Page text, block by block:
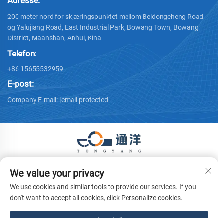
200 meter nord for skjæringspunktet mellom Beidongcheng Road
og Yalujiang Road, East Industrial Park, Bowang Town, Bowang
District, Maanshan, Anhui, Kina
Telefon:
+86 15655532959
E-post:
Company E-mail: [email protected]
Copyright © 2026 Ma'anshan Tongyang Machinery Equipment
Co., Ltd. Alle rettigheter forbeholdes.
We value your privacy
We use cookies and similar tools to provide our services. If you
don't want to accept all cookies, click Personalize cookies.